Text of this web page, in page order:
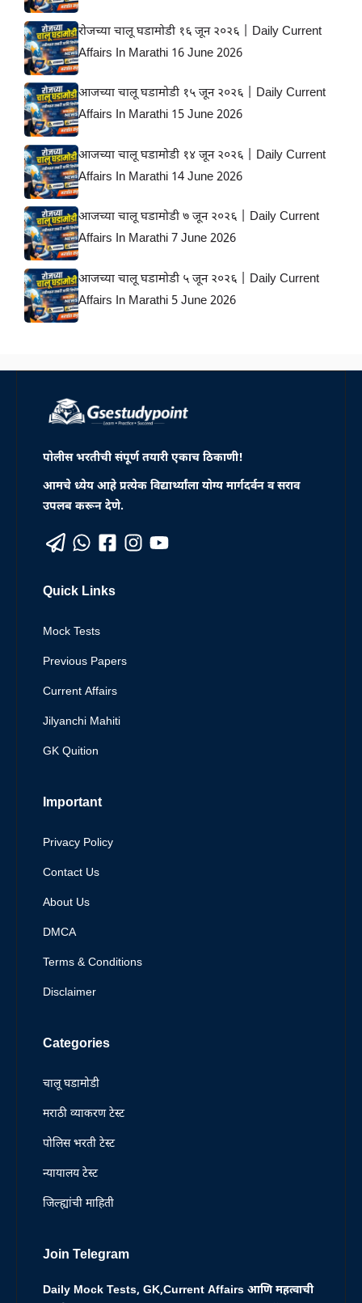
रोजच्या चालू घडामोडी १६ जून २०२६ | Daily Current
Affairs In Marathi 16 June 2026
आजच्या चालू घडामोडी १५ जून २०२६ | Daily Current
Affairs In Marathi 15 June 2026
आजच्या चालू घडामोडी १४ जून २०२६ | Daily Current
Affairs In Marathi 14 June 2026
आजच्या चालू घडामोडी ७ जून २०२६ | Daily Current
Affairs In Marathi 7 June 2026
आजच्या चालू घडामोडी ५ जून २०२६ | Daily Current
Affairs In Marathi 5 June 2026
पोलीस भरतीची संपूर्ण तयारी एकाच ठिकाणी!
आमचे ध्येय आहे प्रत्येक विद्यार्थ्यांला योग्य मार्गदर्वन व सराव
उपलब करून देणे.
Quick Links
Mock Tests
Previous Papers
Current Affairs
Jilyanchi Mahiti
GK Quition
Important
Privacy Policy
Contact Us
About Us
DMCA
Terms & Conditions
Disclaimer
Categories
चालू घडामोडी
मराठी व्याकरण टेस्ट
पोलिस भरती टेस्ट
न्यायालय टेस्ट
जिल्ह्यांची माहिती
Join Telegram
Daily Mock Tests, GK,Current Affairs आणि महत्वाची